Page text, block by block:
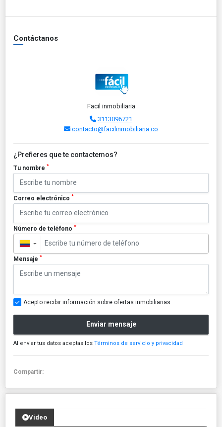
Contáctanos
Facil inmobiliaria
3113096721
contacto@facilinmobiliaria.co
¿Prefieres que te contactemos?
Tu nombre *
Correo electrónico *
Número de teléfono *
▼
Mensaje *
Acepto recibir información sobre ofertas inmobiliarias
Enviar mensaje
Al enviar tus datos aceptas los Términos de servicio y privacidad
Compartir:
Video